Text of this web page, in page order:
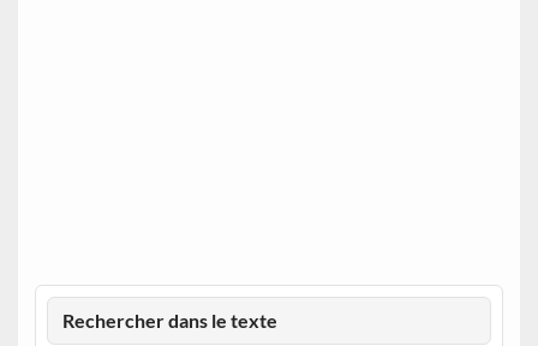
Rechercher dans le texte